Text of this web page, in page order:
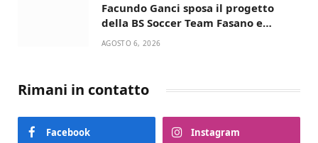
Facundo Ganci sposa il progetto
della BS Soccer Team Fasano e
ritorna in campo
AGOSTO 6, 2026
Rimani in contatto
Facebook Instagram